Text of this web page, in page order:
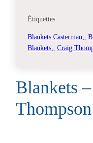
Étiquettes :
Blankets Casterman;
Blankets; Craig
Blankets
Thompson